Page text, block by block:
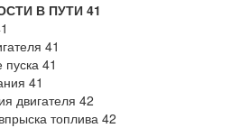
В ПУТИ 41
41
41
41
двигателя 42
топлива 42